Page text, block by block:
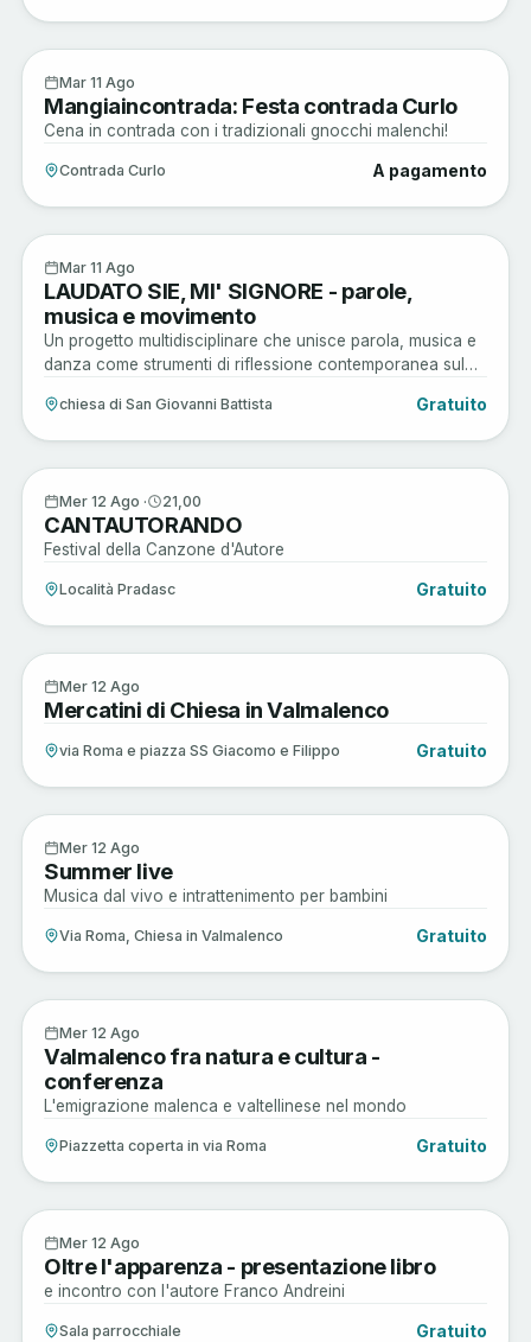
Enogastronomia
AGO
Mar 11 Ago
Mangiaincontrada: Festa contrada Curlo
Cena in contrada con i tradizionali gnocchi malenchi!
Contrada Curlo A pagamento
Arte e Cultura
Mar 11 Ago
LAUDATO SIE, MI' SIGNORE - parole,
musica e movimento
Un progetto multidisciplinare che unisce parola, musica e
danza come strumenti di riflessione contemporanea sul
chiesa di San Giovanni Battista Gratuito
Musica e Spettacoli
Mer 12 Ago · 21,00
CANTAUTORANDO
Festival della Canzone d'Autore
Località Pradasc Gratuito
Arte e Cultura
Mer 12 Ago
Mercatini di Chiesa in Valmalenco
via Roma e piazza SS Giacomo e Filippo Gratuito
Enogastronomia
Mer 12 Ago
Summer live
Musica dal vivo e intrattenimento per bambini
Via Roma, Chiesa in Valmalenco Gratuito
Arte e Cultura
Mer 12 Ago
Valmalenco fra natura e cultura -
conferenza
L'emigrazione malenca e valtellinese nel mondo
Piazzetta coperta in via Roma Gratuito
Arte e Cultura
Mer 12 Ago
Oltre l'apparenza - presentazione libro
e incontro con l'autore Franco Andreini
Sala parrocchiale Gratuito